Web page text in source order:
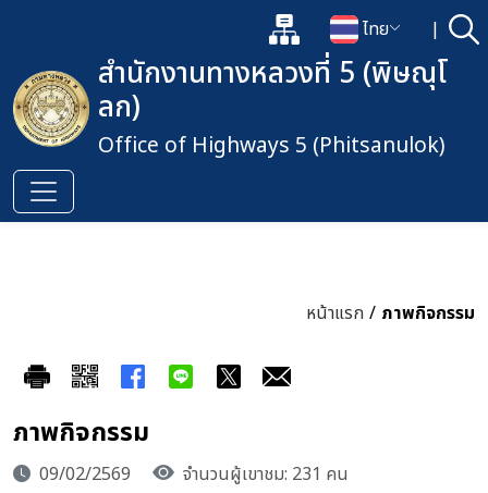
แผนผังเว็บไซต์
เปลี่ยนภาษา
ไทย | ค้
เปิดกล่องค้นหาข้อมูลหลักของเ
สำนักงานทางหลวงที่ 5 (พิษณุโ
ลก)
Office of Highways 5 (Phitsanulok)
หน้าแรก / ภาพกิจกรรม
ภาพกิจกรรม
09/02/2569 จำนวนผู้เขาชม: 231 คน